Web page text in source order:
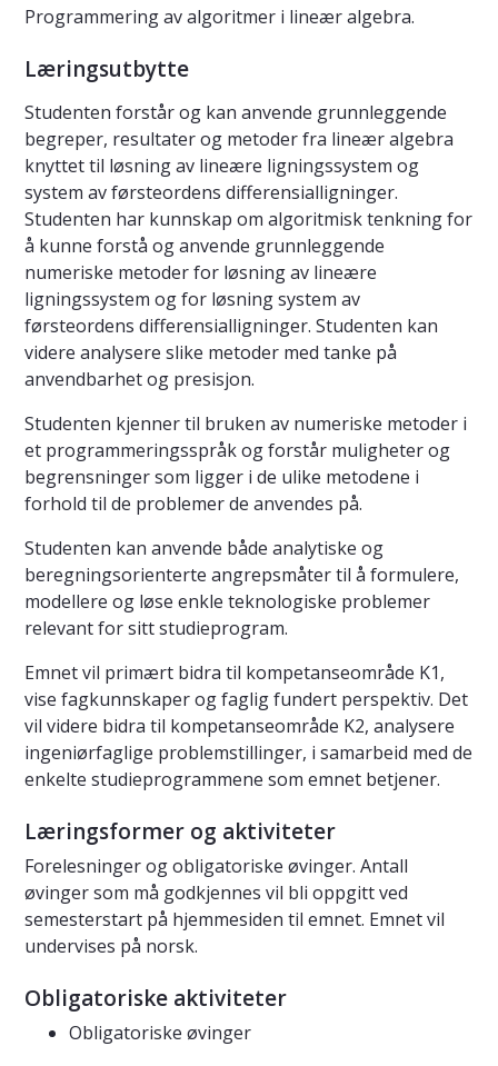
Programmering av algoritmer i lineær algebra.
Læringsutbytte
Studenten forstår og kan anvende grunnleggende
begreper, resultater og metoder fra lineær algebra
knyttet til løsning av lineære ligningssystem og
system av førsteordens differensialligninger.
Studenten har kunnskap om algoritmisk tenkning for
å kunne forstå og anvende grunnleggende
numeriske metoder for løsning av lineære
ligningssystem og for løsning system av
førsteordens differensialligninger. Studenten kan
videre analysere slike metoder med tanke på
anvendbarhet og presisjon.
Studenten kjenner til bruken av numeriske metoder i
et programmeringsspråk og forstår muligheter og
begrensninger som ligger i de ulike metodene i
forhold til de problemer de anvendes på.
Studenten kan anvende både analytiske og
beregningsorienterte angrepsmåter til å formulere,
modellere og løse enkle teknologiske problemer
relevant for sitt studieprogram.
Emnet vil primært bidra til kompetanseområde K1,
vise fagkunnskaper og faglig fundert perspektiv. Det
vil videre bidra til kompetanseområde K2, analysere
ingeniørfaglige problemstillinger, i samarbeid med de
enkelte studieprogrammene som emnet betjener.
Læringsformer og aktiviteter
Forelesninger og obligatoriske øvinger. Antall
øvinger som må godkjennes vil bli oppgitt ved
semesterstart på hjemmesiden til emnet. Emnet vil
undervises på norsk.
Obligatoriske aktiviteter
Obligatoriske øvinger